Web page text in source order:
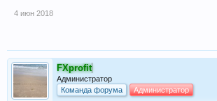
4 июн 2018
FXprofit
Администратор
Команда форума
Администратор